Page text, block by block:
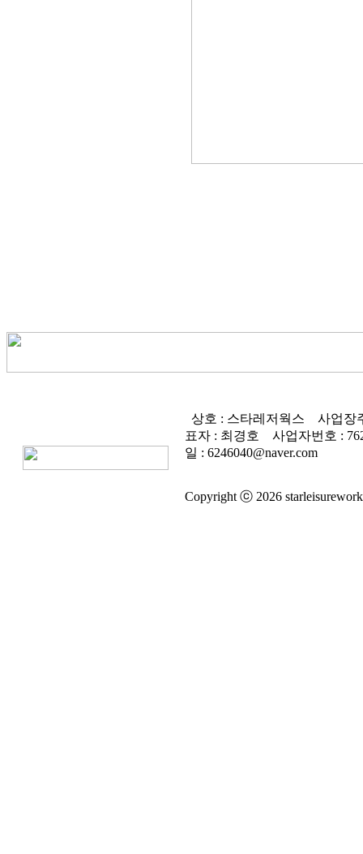
상호 : 스타레저웍스
사업장
표자 : 최경호
사업자번호 :
일 : 6246040@naver.com
Copyright ⓒ 2026